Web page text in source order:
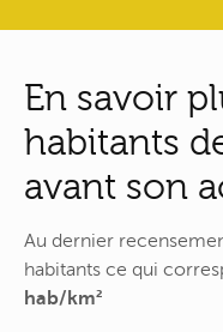
En savoir
habitants
avant son
Au dernier
habitants ce qui
hab/km²